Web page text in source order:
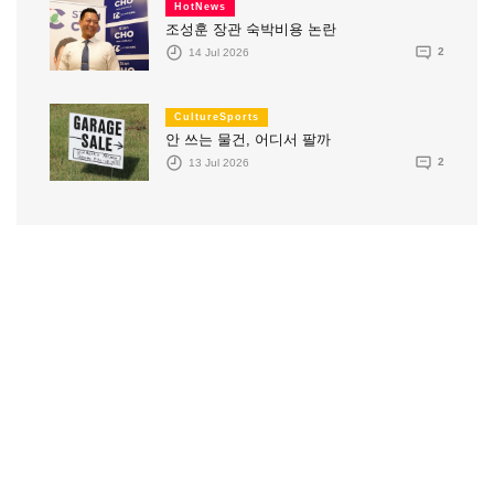
HotNews
조성훈 장관 숙박비용 논란
14 Jul 2026 2
CultureSports
안 쓰는 물건, 어디서 팔까
13 Jul 2026 2